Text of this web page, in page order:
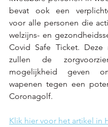
bevat ook een
voor alle personen die
welzijns- en
Covid Safe Ticket. Deze
zullen de
mogelijkheid geven
wapenen tegen een
Coronagolf.
Klik hier voor het artikel in